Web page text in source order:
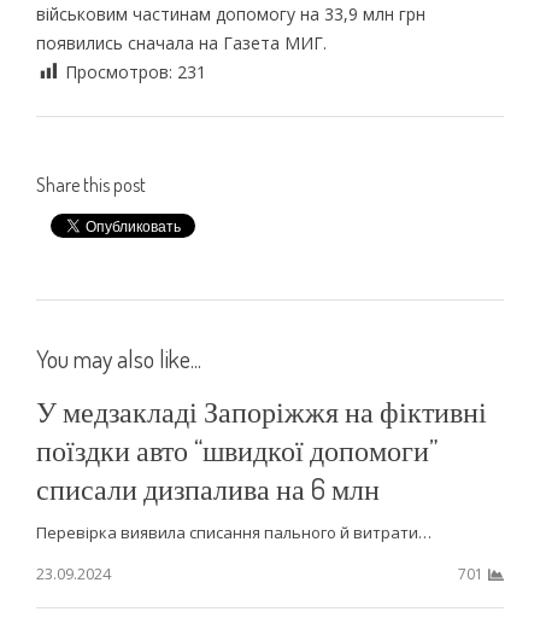
військовим частинам допомогу на 33,9 млн грн
появились сначала на Газета МИГ.
Просмотров: 231
Share this post
You may also like...
У медзакладі Запоріжжя на фіктивні
поїздки авто “швидкої допомоги”
списали дизпалива на 6 млн
Перевірка виявила списання пального й витрати…
23.09.2024
701